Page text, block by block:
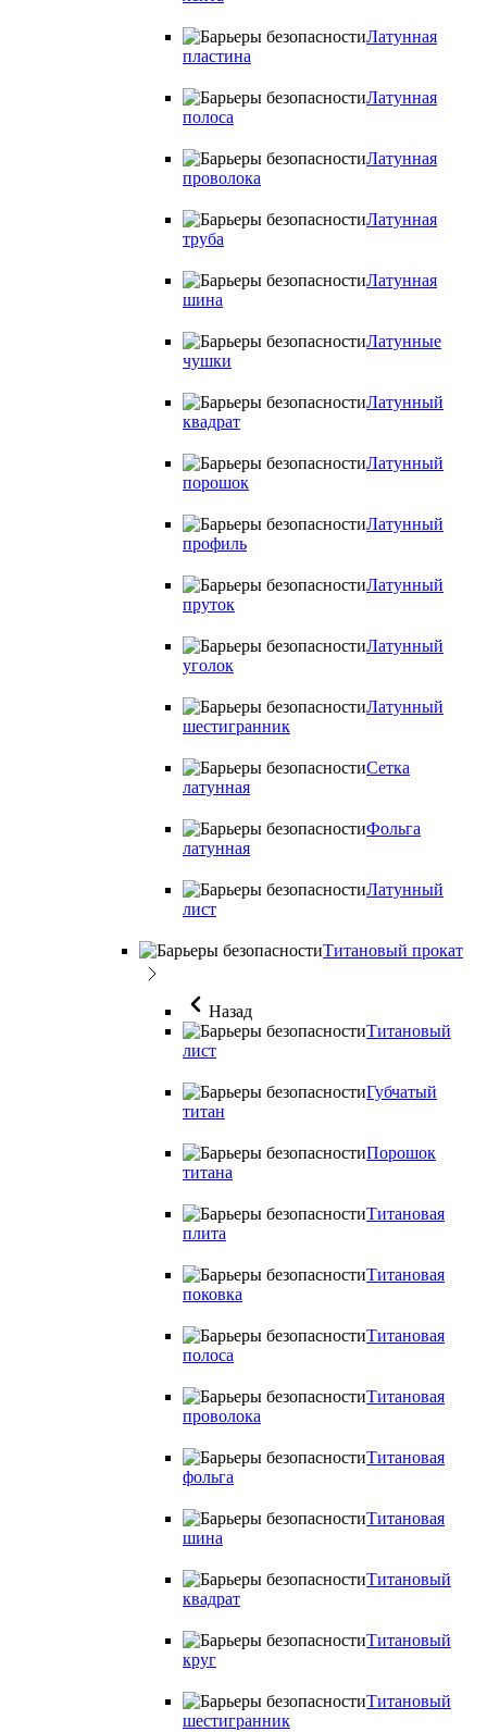
Латунная
пластина
Латунная
полоса
Латунная
проволока
Латунная
труба
Латунная
шина
Латунные
чушки
Латунный
квадрат
Латунный
порошок
Латунный
профиль
Латунный
пруток
Латунный
уголок
Латунный
шестигранник
Сетка
латунная
Фольга
латунная
Латунный
лист
Титановый прокат
Назад
Титановый
лист
Губчатый
титан
Порошок
титана
Титановая
плита
Титановая
поковка
Титановая
полоса
Титановая
проволока
Титановая
фольга
Титановая
шина
Титановый
квадрат
Титановый
круг
Титановый
шестигранник